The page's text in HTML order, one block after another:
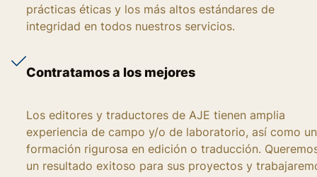
prácticas éticas y los más altos estándares de
integridad en todos nuestros servicios.
Contratamos a los mejores
Los editores y traductores de AJE tienen amplia
experiencia de campo y/o de laboratorio, así como
formación rigurosa en edición o traducción.
un resultado exitoso para sus proyectos y